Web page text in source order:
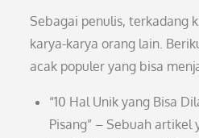
Sebagai penulis, terkadang
karya-karya orang lain.
acak populer yang bisa
“10 Hal Unik yang Bisa
Pisang” – Sebuah